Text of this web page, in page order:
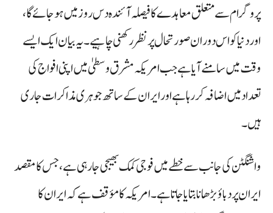
پروگرام سے متعلق معاہدے کا فیصلہ آئندہ دس روز میں ہو جائے گا،
اور دنیا کو اس دوران صورتحال پر نظر رکھنی چاہیے۔ یہ بیان ایک ایسے
وقت میں سامنے آیا ہے جب امریکہ مشرق وسطیٰ میں اپنی افواج کی
تعداد میں اضافہ کر رہا ہے اور ایران کے ساتھ جوہری مذاکرات جاری
ہیں۔
واشنگٹن کی جانب سے خطے میں فوجی کمک بھیجی جا رہی ہے، جس کا مقصد
ایران پر دباؤ بڑھانا بتایا جاتا ہے۔ امریکہ کا مؤقف ہے کہ ایران کا